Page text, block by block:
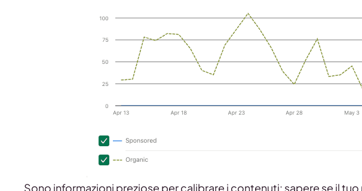
Sono informazioni preziose per calibrare i contenuti: sapere se il